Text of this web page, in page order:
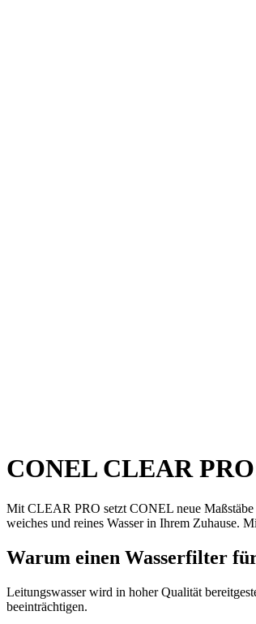
CONEL CLEAR
Mit CLEAR PRO setzt CONEL neue Maßstäbe
weiches und reines Wasser in Ihrem Zuhause.
Warum einen Wasserfilter
Leitungswasser wird in hoher Qualität
beeinträchtigen.